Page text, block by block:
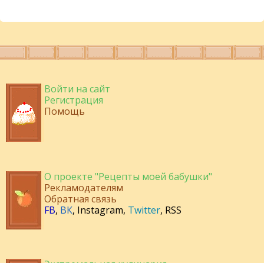
Войти на сайт
Регистрация
Помощь
О проекте "Рецепты моей бабушки"
Рекламодателям
Обратная связь
FB, ВК, Instagram, Twitter, RSS